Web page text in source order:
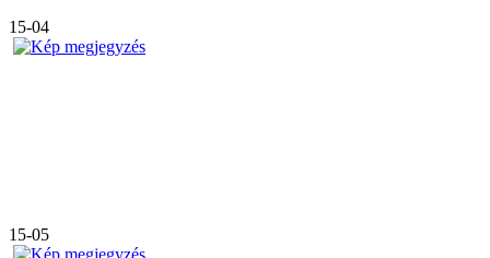
15-04
15-05